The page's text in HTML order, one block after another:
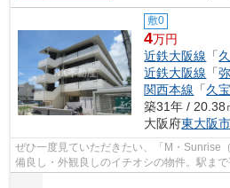
敷0
4万円
近鉄大阪線 「
近鉄大阪線 「
関西本線 「久
築31年 / 20.38
大阪府東大阪市
ぜひ一度見ていただきたい、「M・Sunrise
備良し・外観良しのイチオシの物件。駅ま